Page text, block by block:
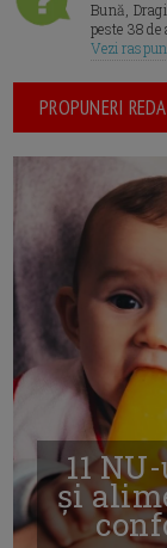
Bună,
peste 38
Vezi
PROPUNERI
11
și